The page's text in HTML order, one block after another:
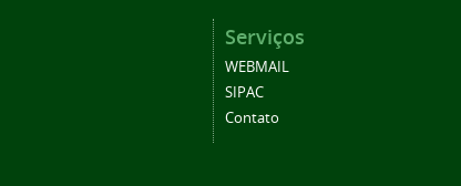
Serviços
WEBMAIL
SIPAC
Contato